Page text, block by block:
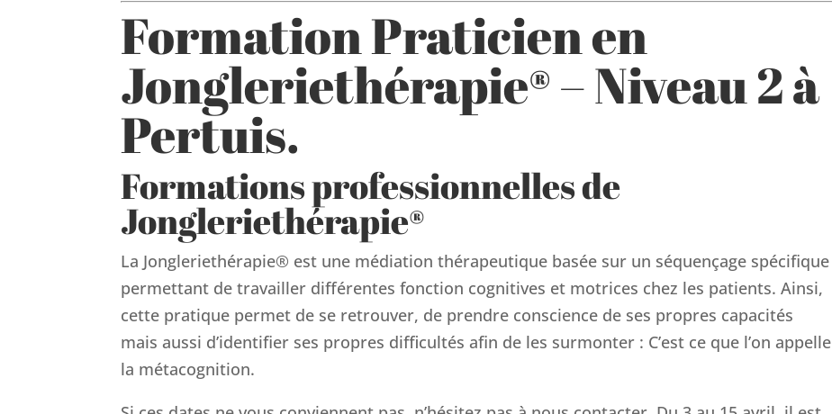
Formation Praticien en
Jongleriethérapie® – Niveau 2 à
Pertuis.
Formations professionnelles de
Jongleriethérapie®
La Jongleriethérapie® est une médiation thérapeutique basée sur un séquençage spécifique
permettant de travailler différentes fonction cognitives et motrices chez les patients. Ainsi,
cette pratique permet de se retrouver, de prendre conscience de ses propres capacités
mais aussi d’identifier ses propres difficultés afin de les surmonter : C’est ce que l’on appelle
la métacognition.